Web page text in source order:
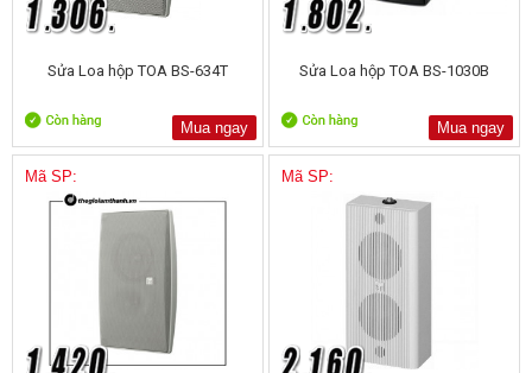
Sửa Loa hộp TOA BS-634T
Mua ngay
Sửa Loa hộp TOA BS-1030B
Mua ngay
Mã SP: Mã SP: